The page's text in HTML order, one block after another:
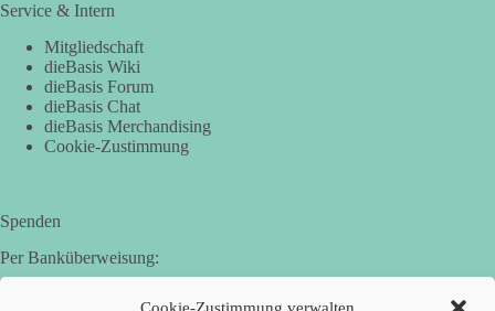
Cookie-Zustimmung verwalten
Service & Intern
Mitgliedschaft
dieBasis Wiki
dieBasis Forum
dieBasis Chat
dieBasis Merchandising
Cookie-Zustimmung
Spenden
Per Banküberweisung:
Basisdemokratische Partei Deutschland in Bayern e.V.